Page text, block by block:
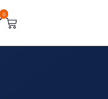
0
0